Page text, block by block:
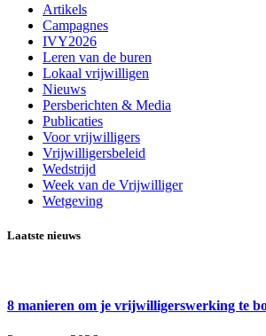
Artikels
Campagnes
IVY2026
Leren van de buren
Lokaal vrijwilligen
Nieuws
Persberichten & Media
Publicaties
Voor vrijwilligers
Vrijwilligersbeleid
Wedstrijd
Week van de Vrijwilliger
Wetgeving
Laatste nieuws
8 manieren om je vrijwilligerswerking te